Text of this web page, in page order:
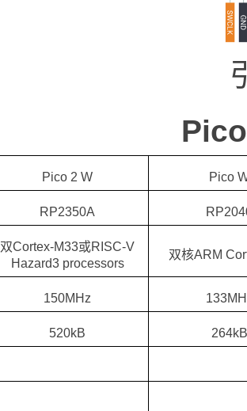
Pico 2 W Pico
RP2350A
双Cortex-M33或RISC-V
Hazard3 processors
双核ARM
150MHz
520kB 264kB